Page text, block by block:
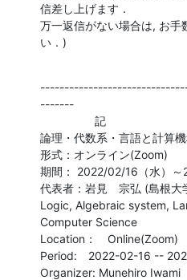
信差し上げます．
万一返信がない場合は, お手
い．)
-------
論理・代数系・言語と計算
形式：オンライン(Zoom)
期間： 2022/02/16（水）～
代表者：岩見　宗弘 (島根大
Logic, Algebraic system,
Computer Science
Location：　Online(Zoom)
Period:　2022-02-16 --
Organizer: Munehiro Iwami